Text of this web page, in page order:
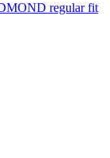
regular fit